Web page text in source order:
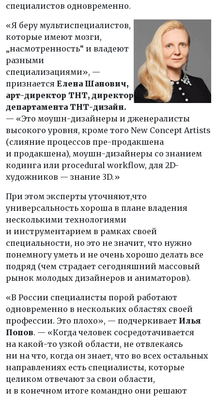
специалистов одновременно.
«Я беру мультиспециалистов,
которые имеют мозги,
„насмотренность“ и владеют
разными
специализациями», —
признается Елена Шанович,
арт-директор ТНТ, директор
департамента ТНТ-дизайн.
— «Это моушн-дизайнеры и дженералисты
высокого уровня, кроме того New Concept Artists
(слияние процессов пре-продакшена
и продакшена), моушн-дизайнеры со знанием
кодинга или procedural workflow, для 2D-
художников — знание 3D.»
При этом эксперты уточняют,что
универсальность хороша в плане владения
несколькими технологиями
и инструментарием в рамках своей
специальности, но это не значит, что нужно
понемногу уметь и не очень хорошо делать все
подряд (чем страдает сегодняшний массовый
рынок молодых дизайнеров и аниматоров).
«В России специалисты порой работают
одновременно в нескольких областях своей
профессии. Это плохо», — подчеркивает Илья
Попов. — «Когда человек сосредотачивается
на какой-то узкой области, не отвлекаясь
ни на что, когда он знает, что во всех остальных
направлениях есть специалисты, которые
целиком отвечают за свои области,
и в конечном итоге командно они решают